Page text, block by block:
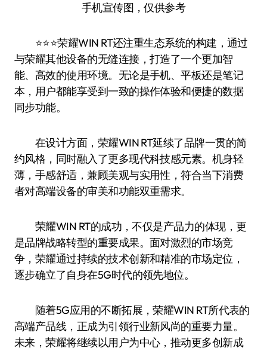
手机宣传图，仅供参考
⭐️⭐️⭐️荣耀WIN RT还注重生态系统的构建，通过
与荣耀其他设备的无缝连接，打造了一个更加智
能、高效的使用环境。无论是手机、平板还是笔记
本，用户都能享受到一致的操作体验和便捷的数据
同步功能。
在设计方面，荣耀WIN RT延续了品牌一贯的简
约风格，同时融入了更多现代科技感元素。机身轻
薄，手感舒适，兼顾美观与实用性，符合当下消费
者对高端设备的审美和功能双重需求。
荣耀WIN RT的成功，不仅是产品力的体现，更
是品牌战略转型的重要成果。面对激烈的市场竞
争，荣耀通过持续的技术创新和精准的市场定位，
逐步确立了自身在5G时代的领先地位。
随着5G应用的不断拓展，荣耀WIN RT所代表的
高端产品线，正成为引领行业新风尚的重要力量。
未来，荣耀将继续以用户为中心，推动更多创新成